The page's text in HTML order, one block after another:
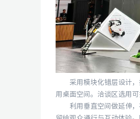
采用模块化错层设计，
用桌面空间。洽谈区选用
利用垂直空间做延伸，